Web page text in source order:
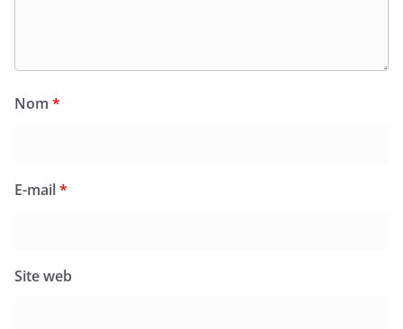
Nom *
E-mail*
Site web